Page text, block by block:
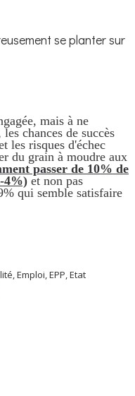
se planter sur
mais à ne
chances de succès
les risques d'échec
du grain à moudre aux
passer de 10% de
4%) et non pas
qui semble satisfaire
,Emploi,EPP,Etat